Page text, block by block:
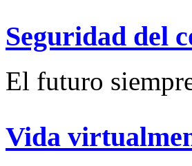
Seguridad del
El futuro
Vida